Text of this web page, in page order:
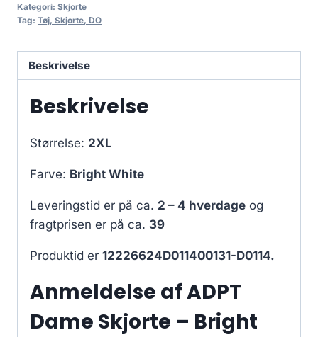
Kategori: Skjorte
Tag: Tøj, Skjorte, DO
Beskrivelse
Beskrivelse
Størrelse: 2XL
Farve: Bright White
Leveringstid er på ca. 2 – 4 hverdage og
fragtprisen er på ca. 39
Produktid er 12226624D011400131-D0114.
Anmeldelse af ADPT
Dame Skjorte – Bright